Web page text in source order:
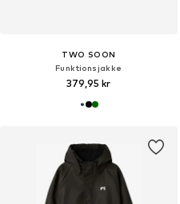
TWO SOON
Funktionsjakke
379,95 kr